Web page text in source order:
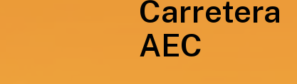
Carretera
AEC